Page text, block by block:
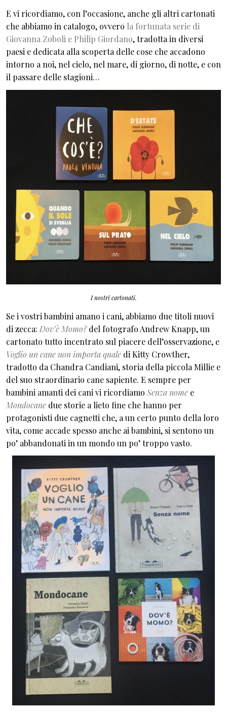
E vi ricordiamo, con l’occasione, anche gli altri cartonati
che abbiamo in catalogo, ovvero la fortunata serie di
Giovanna Zoboli e Philip Giordano, tradotta in diversi
paesi e dedicata alla scoperta delle cose che accadono
intorno a noi, nel cielo, nel mare, di giorno, di notte, e con
il passare delle stagioni…
I nostri cartonati.
Se i vostri bambini amano i cani, abbiamo due titoli nuovi
di zecca: Dov’è Momo?del fotografo Andrew Knapp, un
cartonato tutto incentrato sul piacere dell’osservazione, e
Voglio un cane non importa quale di Kitty Crowther,
tradotto da Chandra Candiani, storia della piccola Millie e
del suo straordinario cane sapiente. E sempre per
bambini amanti dei cani vi ricordiamo Senza nome e
Mondocane due storie a lieto fine che hanno per
protagonisti due cagnetti che, a un certo punto della loro
vita, come accade spesso anche ai bambini, si sentono un
po’ abbandonati in un mondo un po’ troppo vasto.